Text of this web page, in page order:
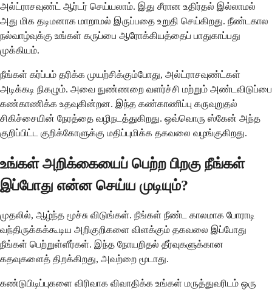
அல்ட்ராசவுண்ட் ஆர்டர் செய்யலாம். இது சீரான உதிர்தல் இல்லாமல்
அது மிக தடிமனாக மாறாமல் இருப்பதை உறுதி செய்கிறது. நீண்டகால
நல்வாழ்வுக்கு உங்கள் கருப்பை ஆரோக்கியத்தைப் பாதுகாப்பது
முக்கியம்.
நீங்கள் கர்ப்பம் தரிக்க முயற்சிக்கும்போது, அல்ட்ராசவுண்ட்கள்
அடிக்கடி நிகழும். அவை நுண்ணறை வளர்ச்சி மற்றும் அண்டவிடுப்பை
கண்காணிக்க உதவுகின்றன. இந்த கண்காணிப்பு கருவுறுதல்
சிகிச்சையின் நேரத்தை வழிநடத்துகிறது. ஒவ்வொரு ஸ்கேன் அந்த
குறிப்பிட்ட குறிக்கோளுக்கு மதிப்புமிக்க தகவலை வழங்குகிறது.
உங்கள் அறிக்கையைப் பெற்ற பிறகு நீங்கள்
இப்போது என்ன செய்ய முடியும்?
முதலில், ஆழ்ந்த மூச்சு விடுங்கள். நீங்கள் நீண்ட காலமாக போராடி
வந்திருக்கக்கூடிய அறிகுறிகளை விளக்கும் தகவலை இப்போது
நீங்கள் பெற்றுள்ளீர்கள். இந்த நோயறிதல் தீர்வுகளுக்கான
கதவுகளைத் திறக்கிறது, அவற்றை மூடாது.
கண்டுபிடிப்புகளை விரிவாக விவாதிக்க உங்கள் மருத்துவரிடம் ஒரு